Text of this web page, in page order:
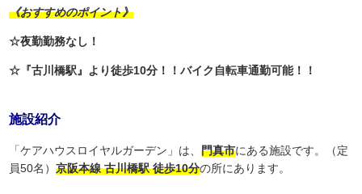
《おすすめのポイント》
☆夜勤勤務なし！
☆『古川橋駅』より徒歩10分！！バイク自転車通勤可能！！
施設紹介
「ケアハウスロイヤルガーデン」は、門真市にある施設です。（定
員50名）京阪本線 古川橋駅 徒歩10分の所にあります。